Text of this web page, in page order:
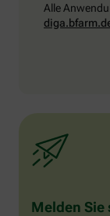
Alle
Melden Sie